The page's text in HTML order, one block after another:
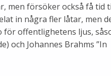
men försöker också få tid
in några fler låtar, men
för offentlighetens ljus,
och Johannes Brahms ”In